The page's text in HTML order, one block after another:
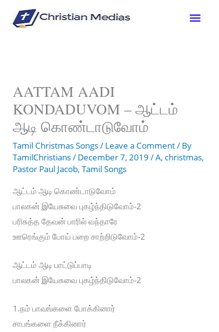
AATTAM AADI
KONDADUVOM – ஆட்டம்
ஆடி கொண்டாடுவோம்
Tamil Christmas Songs/ Leave a Comment/ By
TamilChristians/ December 7, 2019/A, christmas,
Pastor Paul Jacob,Tamil Songs
ஆட்டம் ஆடி கொண்டாடுவோம்
பாலகன் இயேசுவை புகழ்ந்திடுவோம்-2
பரிசுத்த தேவன் பாரில் வந்தாரே
ஊரெங்கும் போய் பறை சாற்றிடுவோம்-2
ஆட்டம் ஆடி பாட்டுப்பாடி
பாலகன் இயேசுவை புகழ்ந்திடுவோம்-2
1.நம் பாவங்களை போக்கினார்
சாபங்களை நீக்கினார்